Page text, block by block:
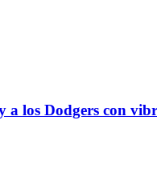
a los Dodgers con